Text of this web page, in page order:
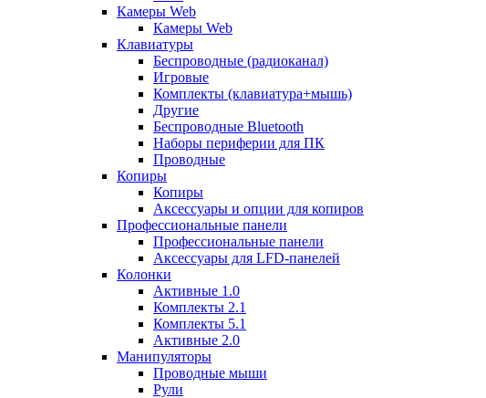
Камеры Web
Камеры Web
Клавиатуры
Беспроводные (радиоканал)
Игровые
Комплекты (клавиатура+мышь)
Другие
Беспроводные Bluetooth
Наборы периферии для ПК
Проводные
Копиры
Копиры
Аксессуары и опции для копиров
Профессиональные панели
Профессиональные панели
Аксессуары для LFD-панелей
Колонки
Активные 1.0
Комплекты 2.1
Комплекты 5.1
Активные 2.0
Манипуляторы
Проводные мыши
Рули